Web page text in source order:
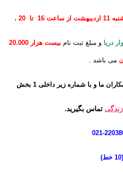
از ساعت 16 تا 20 ،
دريا و مبلغ ثبت نام بيست هزار 20.000
می باشد
ما و با شماره زیر داخلی 1 بخش
تماس بگیرید.
021-
(10 خط )